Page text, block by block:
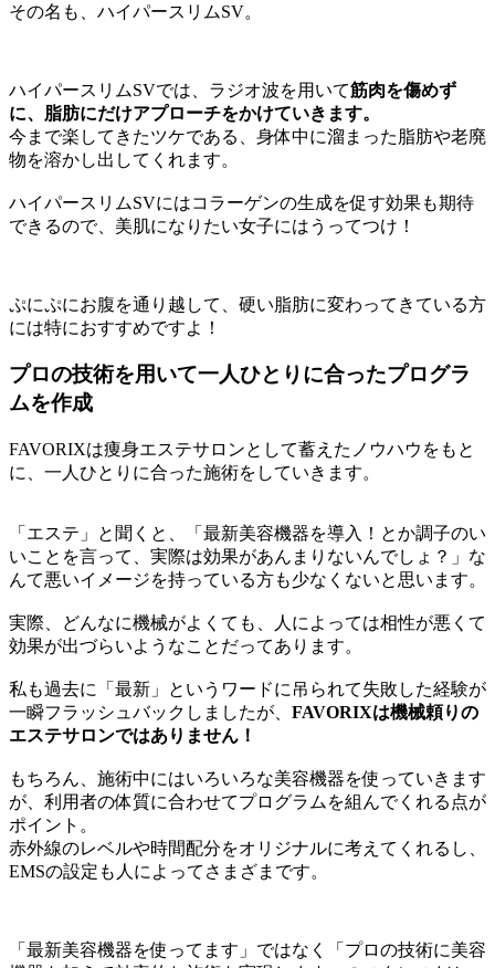
その名も、ハイパースリムSV。
ハイパースリムSVでは、ラジオ波を用いて筋肉を傷めず
に、脂肪にだけアプローチをかけていきます。
今まで楽してきたツケである、身体中に溜まった脂肪や老廃
物を溶かし出してくれます。
ハイパースリムSVにはコラーゲンの生成を促す効果も期待
できるので、美肌になりたい女子にはうってつけ！
ぷにぷにお腹を通り越して、硬い脂肪に変わってきている方
には特におすすめですよ！
プロの技術を用いて一人ひとりに合ったプログラ
ムを作成
FAVORIXは痩身エステサロンとして蓄えたノウハウをもと
に、一人ひとりに合った施術をしていきます。
「エステ」と聞くと、「最新美容機器を導入！とか調子のい
いことを言って、実際は効果があんまりないんでしょ？」な
んて悪いイメージを持っている方も少なくないと思います。
実際、どんなに機械がよくても、人によっては相性が悪くて
効果が出づらいようなことだってあります。
私も過去に「最新」というワードに吊られて失敗した経験が
一瞬フラッシュバックしましたが、 FAVORIXは機械頼りの
エステサロンではありません！
もちろん、施術中にはいろいろな美容機器を使っていきます
が、利用者の体質に合わせてプログラムを組んでくれる点が
ポイント。
赤外線のレベルや時間配分をオリジナルに考えてくれるし、
EMSの設定も人によってさまざまです。
「最新美容機器を使ってます」ではなく「プロの技術に美容